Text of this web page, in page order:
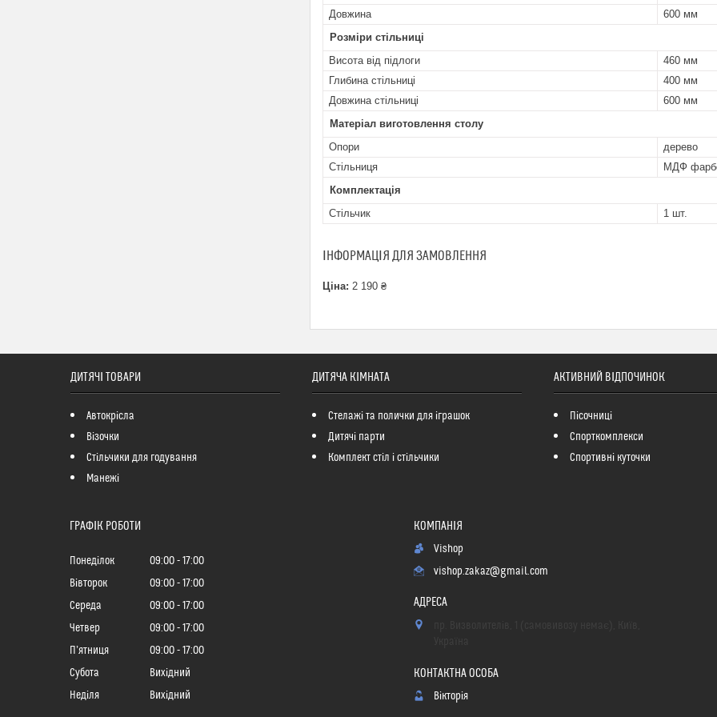
Довжина
600 мм
Розміри стільниці
Висота від підлоги
460 мм
Глибина стільниці
400 мм
Довжина стільниці
600 мм
Матеріал виготовлення столу
Опори
дерево
Стільниця
МДФ
Комплектація
Стільчик
1 шт.
ІНФОРМАЦІЯ ДЛЯ ЗАМОВЛЕННЯ
Ціна: 2 190 ₴
ДИТЯЧІ ТОВАРИ
Автокрісла
Візочки
Стільчики для годування
Манежі
ДИТЯЧА КІМНАТА
Стелажі та полички для іграшок
Дитячі парти
Комплект стіл і стільчики
АКТИВНИЙ ВІДПОЧИНОК
Пісочниці
Спорткомплекси
Спортивні куточки
ГРАФІК РОБОТИ
Понеділок 09:00
17:00
Вівторок
09:00
17:00
Середа
09:00
17:00
Четвер
09:00
17:00
Пʼятниця
09:00
17:00
Субота
Вихідний
Неділя
Вихідний
Vishop
vishop.zakaz@gmail.com
Вікторія